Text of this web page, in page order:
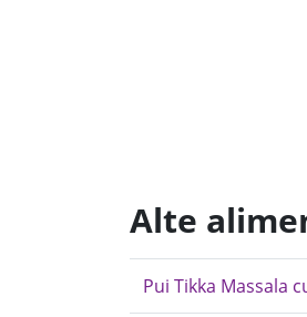
Alte
Pui Tikka Massala